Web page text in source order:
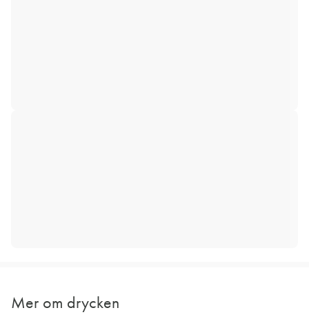
Mer om drycken